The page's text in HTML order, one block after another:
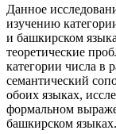
Данное
изучению
и башкирском
теоретические
категории числа в
семантический
обоих языках,
формальном
башкирском языках.